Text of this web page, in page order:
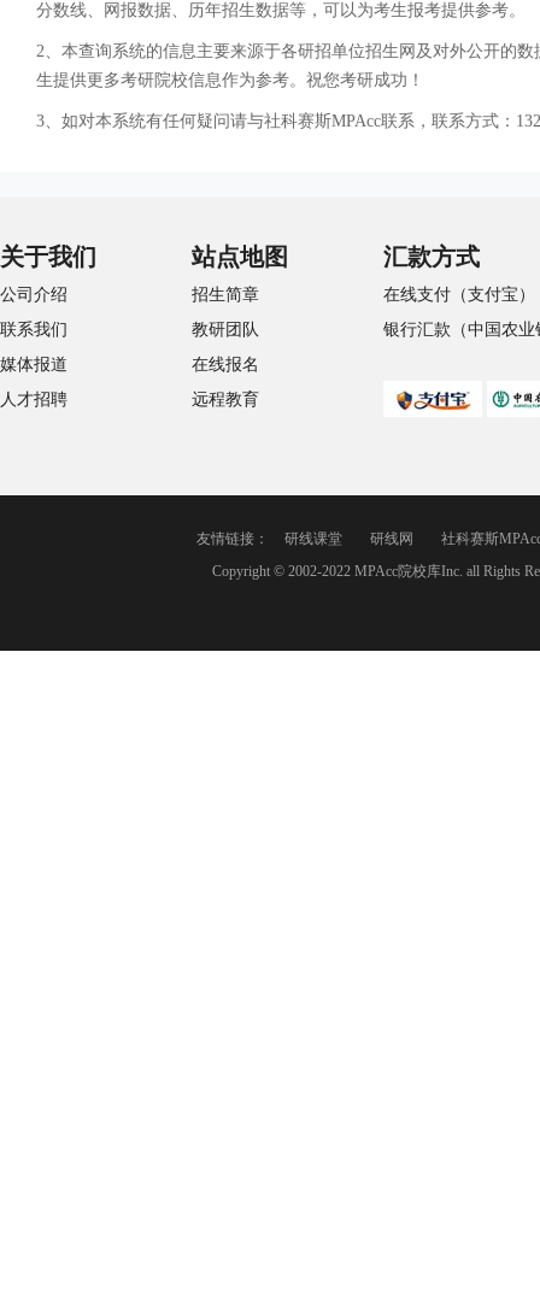
分数线、网报数据、历年招生数据等，可以为考生报考提供参考。
2、本查询系统的信息主要来源于各研招单位招生网及对外公开的
生提供更多考研院校信息作为参考。祝您考研成功！
3、如对本系统有任何疑问请与社科赛斯MPAcc联系，联系方式：
关于我们
公司介绍
联系我们
媒体报道
人才招聘
站点地图
招生简章
教研团队
在线报名
远程教育
汇款方式
在线支付（支付宝）
银行汇款（中国农业
友情链接： 研线课堂 研线网
社科赛斯
Copyright © 2002-2022 MPAcc院校库Inc. all Rights